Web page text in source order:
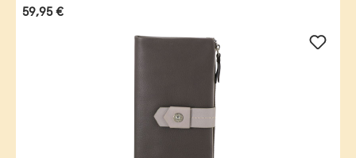
Regulärer Preis:
59,95 €